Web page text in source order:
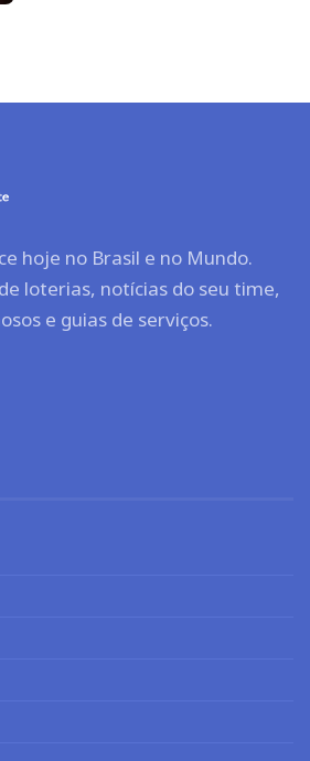
hoje no Brasil e no Mundo.
loterias, notícias do seu time,
e guias de serviços.